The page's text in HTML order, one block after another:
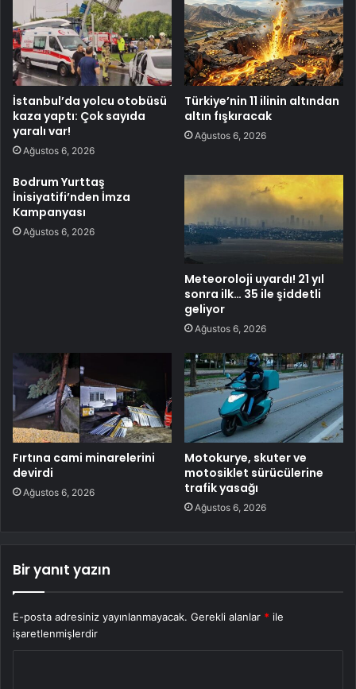
İstanbul’da yolcu otobüsü
kaza yaptı: Çok sayıda
yaralı var!
Ağustos 6, 2026
Türkiye’nin 11 ilinin altından
altın fışkıracak
Ağustos 6, 2026
Bodrum Yurttaş
İnisiyatifi’nden İmza
Kampanyası
Ağustos 6, 2026
Meteoroloji uyardı! 21 yıl
sonra ilk… 35 ile şiddetli
geliyor
Ağustos 6, 2026
Fırtına cami minarelerini
devirdi
Ağustos 6, 2026
Motokurye, skuter ve
motosiklet sürücülerine
trafik yasağı
Ağustos 6, 2026
Bir yanıt yazın
E-posta adresiniz yayınlanmayacak. Gerekli alanlar * ile
işaretlenmişlerdir